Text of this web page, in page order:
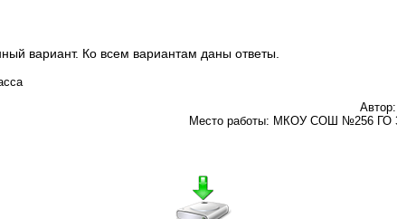
вариант. Ко всем вариантам даны ответы.
Место работы: МКОУ СОШ №256 ГО